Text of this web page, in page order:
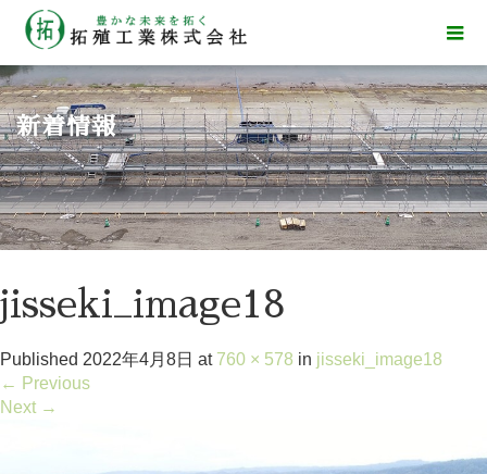
新着情報
jisseki_image18
Published 2022年4月8日 at 760 × 578 in jisseki_image18
← Previous
Next →